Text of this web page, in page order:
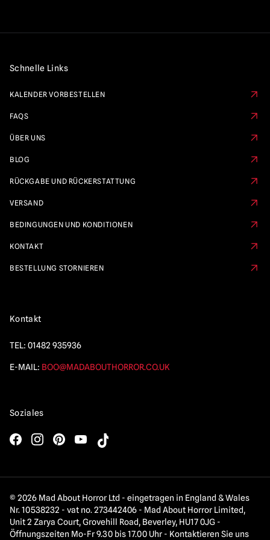
Schnelle Links
KALENDER VORBESTELLEN
FAQS
ÜBER UNS
BLOG
RÜCKGABE UND RÜCKERSTATTUNG
VERSAND
BEDINGUNGEN UND KONDITIONEN
KONTAKT
BESTELLUNG STORNIEREN
Kontakt
TEL: 01482 935936
E-MAIL: BOO@MADABOUTHORROR.CO.UK
Soziales
© 2026 Mad About Horror Ltd - eingetragen in England & Wales
Nr. 10538232 - vat no. 273442406 - Mad About Horror Limited,
Unit 2 Zarya Court, Grovehill Road, Beverley, HU17 0JG -
Öffnungszeiten Mo-Fr 9.30 bis 17.00 Uhr - Kontaktieren Sie uns